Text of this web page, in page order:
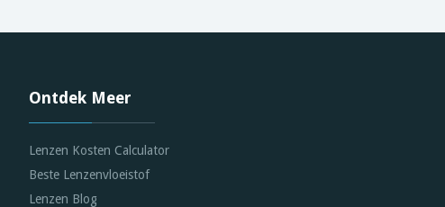
Ontdek Meer
Lenzen Kosten Calculator
Beste Lenzenvloeistof
Lenzen Blog